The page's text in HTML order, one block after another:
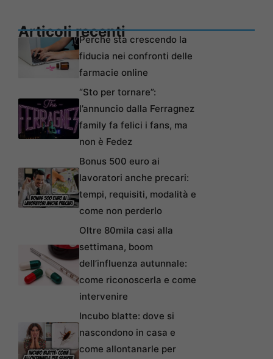
Articoli recentiPerché sta crescendo la
fiducia nei confronti delle
farmacie online
“Sto per tornare”:
l’annuncio dalla Ferragnez
family fa felici i fans, ma
non è Fedez
Bonus 500 euro ai
lavoratori anche precari:
tempi, requisiti, modalità e
come non perderlo
Oltre 80mila casi alla
settimana, boom
dell’influenza autunnale:
come riconoscerla e come
intervenire
Incubo blatte: dove si
nascondono in casa e
come allontanarle per